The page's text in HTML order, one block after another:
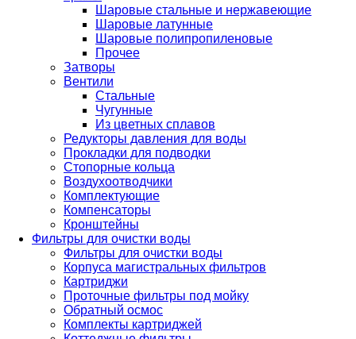
Шаровые стальные и нержавеющие
Шаровые латунные
Шаровые полипропиленовые
Прочее
Затворы
Вентили
Стальные
Чугунные
Из цветных сплавов
Редукторы давления для воды
Прокладки для подводки
Стопорные кольца
Воздухоотводчики
Комплектующие
Компенсаторы
Кронштейны
Фильтры для очистки воды
Фильтры для очистки воды
Корпуса магистральных фильтров
Картриджи
Проточные фильтры под мойку
Обратный осмос
Комплекты картриджей